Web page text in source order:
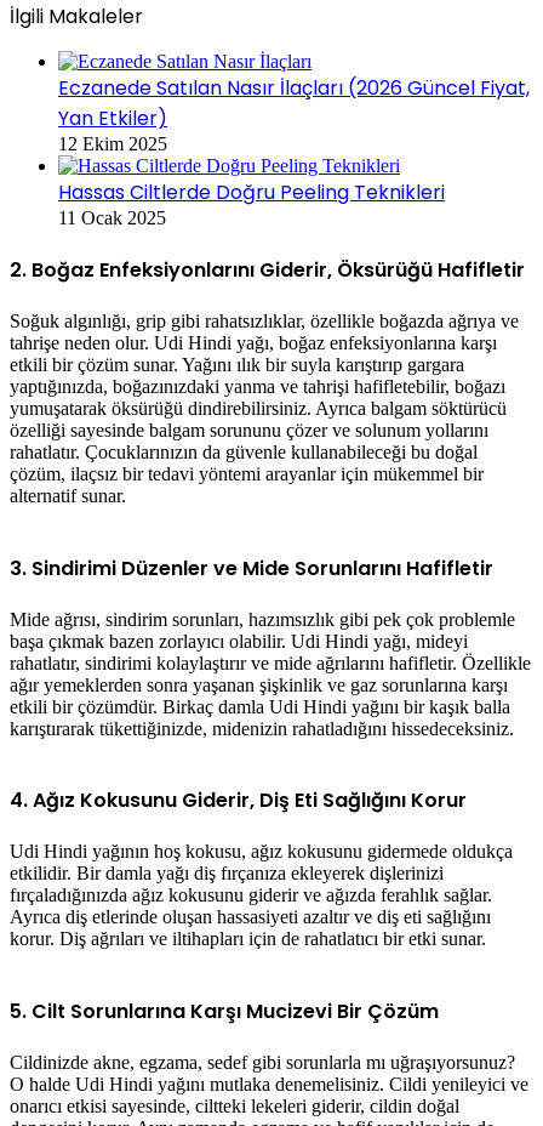
İlgili Makaleler
Eczanede Satılan Nasır İlaçları (2026 Güncel Fiyat,
Yan Etkiler)
12 Ekim 2025
Hassas Ciltlerde Doğru Peeling Teknikleri
11 Ocak 2025
2. Boğaz Enfeksiyonlarını Giderir, Öksürüğü Hafifletir
Soğuk algınlığı, grip gibi rahatsızlıklar, özellikle boğazda ağrıya ve
tahrişe neden olur. Udi Hindi yağı, boğaz enfeksiyonlarına karşı
etkili bir çözüm sunar. Yağını ılık bir suyla karıştırıp gargara
yaptığınızda, boğazınızdaki yanma ve tahrişi hafifletebilir, boğazı
yumuşatarak öksürüğü dindirebilirsiniz. Ayrıca balgam söktürücü
özelliği sayesinde balgam sorununu çözer ve solunum yollarını
rahatlatır. Çocuklarınızın da güvenle kullanabileceği bu doğal
çözüm, ilaçsız bir tedavi yöntemi arayanlar için mükemmel bir
alternatif sunar.
3. Sindirimi Düzenler ve Mide Sorunlarını Hafifletir
Mide ağrısı, sindirim sorunları, hazımsızlık gibi pek çok problemle
başa çıkmak bazen zorlayıcı olabilir. Udi Hindi yağı, mideyi
rahatlatır, sindirimi kolaylaştırır ve mide ağrılarını hafifletir. Özellikle
ağır yemeklerden sonra yaşanan şişkinlik ve gaz sorunlarına karşı
etkili bir çözümdür. Birkaç damla Udi Hindi yağını bir kaşık balla
karıştırarak tükettiğinizde, midenizin rahatladığını hissedeceksiniz.
4. Ağız Kokusunu Giderir, Diş Eti Sağlığını Korur
Udi Hindi yağının hoş kokusu, ağız kokusunu gidermede oldukça
etkilidir. Bir damla yağı diş fırçanıza ekleyerek dişlerinizi
fırçaladığınızda ağız kokusunu giderir ve ağızda ferahlık sağlar.
Ayrıca diş etlerinde oluşan hassasiyeti azaltır ve diş eti sağlığını
korur. Diş ağrıları ve iltihapları için de rahatlatıcı bir etki sunar.
5. Cilt Sorunlarına Karşı Mucizevi Bir Çözüm
Cildinizde akne, egzama, sedef gibi sorunlarla mı uğraşıyorsunuz?
O halde Udi Hindi yağını mutlaka denemelisiniz. Cildi yenileyici ve
onarıcı etkisi sayesinde, ciltteki lekeleri giderir, cildin doğal